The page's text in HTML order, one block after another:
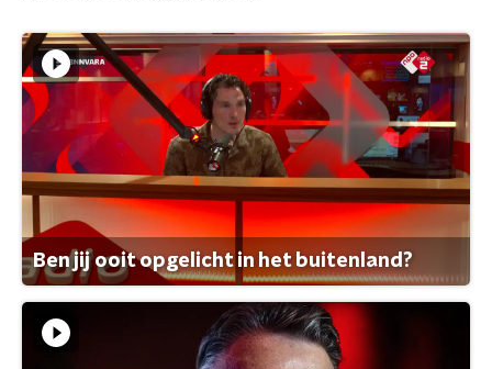
Ben jij ooit opgelicht in het buitenland?